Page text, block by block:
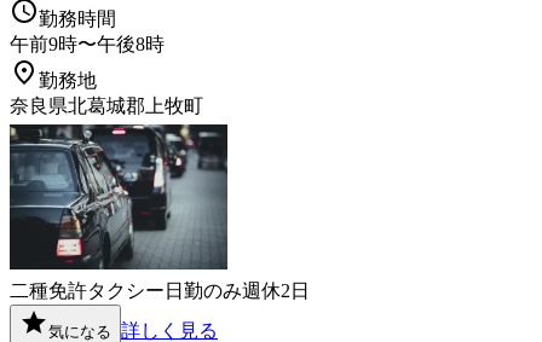
勤務時間
午前9時〜午後8時
勤務地
奈良県北葛城郡上牧町
二種免許タクシー 日勤のみ週休2日
気になる 詳しく見る